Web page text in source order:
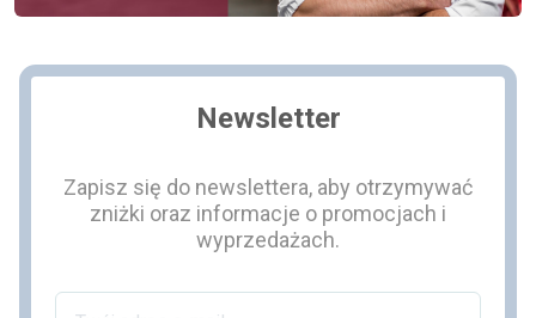
Newsletter
Zapisz się do newslettera, aby otrzymywać
zniżki oraz informacje o promocjach i
wyprzedażach.